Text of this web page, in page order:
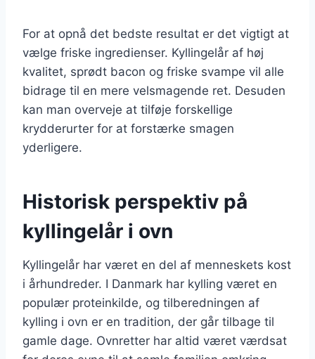
For at opnå det bedste resultat er det vigtigt at
vælge friske ingredienser. Kyllingelår af høj
kvalitet, sprødt bacon og friske svampe vil alle
bidrage til en mere velsmagende ret. Desuden
kan man overveje at tilføje forskellige
krydderurter for at forstærke smagen
yderligere.
Historisk perspektiv på
kyllingelår i ovn
Kyllingelår har været en del af menneskets kost
i århundreder. I Danmark har kylling været en
populær proteinkilde, og tilberedningen af
kylling i ovn er en tradition, der går tilbage til
gamle dage. Ovnretter har altid været værdsat